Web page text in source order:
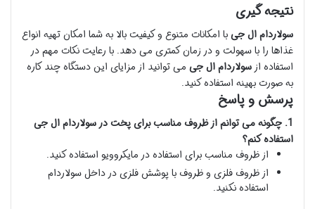
نتیجه گیری
سولاردام ال جیبا امکانات متنوع و کیفیت بالا به شما امکان تهیه انواع
غذاها را با سهولت و در زمان کمتری می دهد. با رعایت نکات مهم در
استفاده ازسولاردام ال جی می توانید از مزایای این دستگاه چند کاره
به صورت بهینه استفاده کنید.
پرسش و پاسخ
1. چگونه می توانم از ظروف مناسب برای پخت در سولاردام ال جی
استفاده کنم؟
از ظروف مناسب برای استفاده در مایکروویو استفاده کنید.
از ظروف فلزی و ظروف با پوشش فلزی در داخل سولاردام
استفاده نکنید.